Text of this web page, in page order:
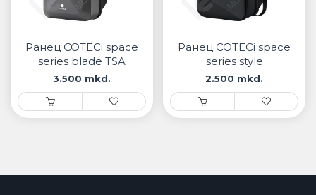
Ранец COTECi space
series blade TSA
combination lock
3.500 mkd.
Ранец COTECi space
series style
2.500 mkd.
AIRTAGS
ПРОЕКТОРИ